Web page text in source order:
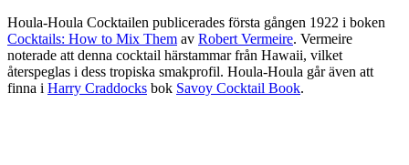
Houla-Houla Cocktailen publicerades första gången 1922 i boken
Cocktails: How to Mix Them av Robert Vermeire. Vermeire
noterade att denna cocktail härstammar från Hawaii, vilket
återspeglas i dess tropiska smakprofil. Houla-Houla går även att
finna i Harry Craddocks bok Savoy Cocktail Book.